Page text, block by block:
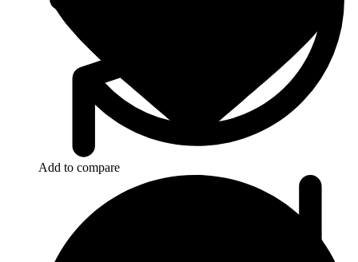
Add to compare